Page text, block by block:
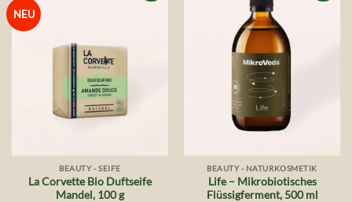
NEU
BEAUTY - SEIFE
La Corvette Bio Duftseife
Mandel, 100 g
BEAUTY - NATURKOSMETIK
Life – Mikrobiotisches
Flüssigferment, 500 ml